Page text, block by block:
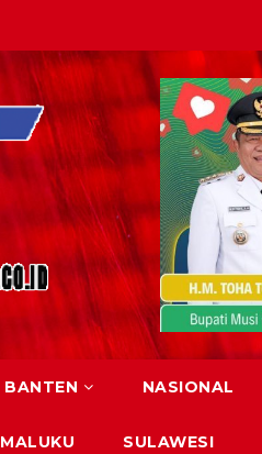
BANTEN NASIONAL
MALUKU SULAWESI